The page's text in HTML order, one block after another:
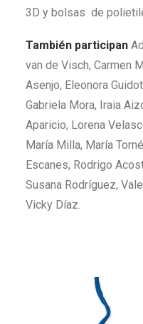
3D y bolsas de
También participan
van de Visch, Carmen
Asenjo, Eleonora
Gabriela Mora, Iraia
Aparicio, Lorena
María Milla, María
Escanes, Rodrigo
Susana Rodríguez,
Vicky Díaz.